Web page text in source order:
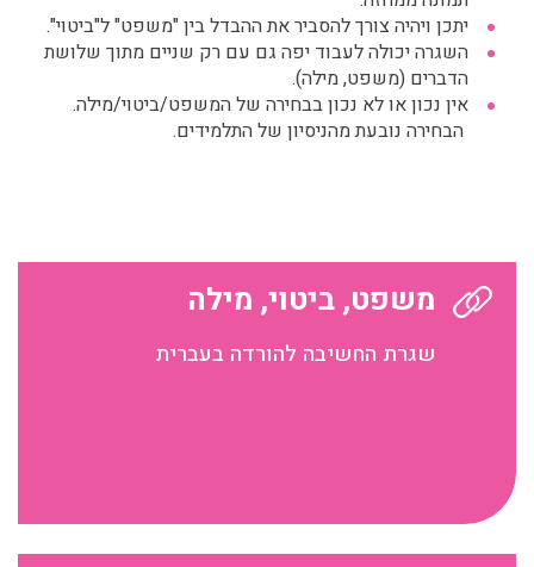
יתכן ויהיה צורך להסביר את ההבדל בין "משפט" ל"ביטוי".
השגרה יכולה לעבוד יפה גם עם רק שניים מתוך שלושת
הדברים (משפט, מילה).
אין נכון או לא נכון בבחירה של המשפט/ביטוי/מילה.
הבחירה נובעת מהניסיון של התלמידים.
משפט, ביטוי, מילה
שגרת החשיבה להורדה בעברית